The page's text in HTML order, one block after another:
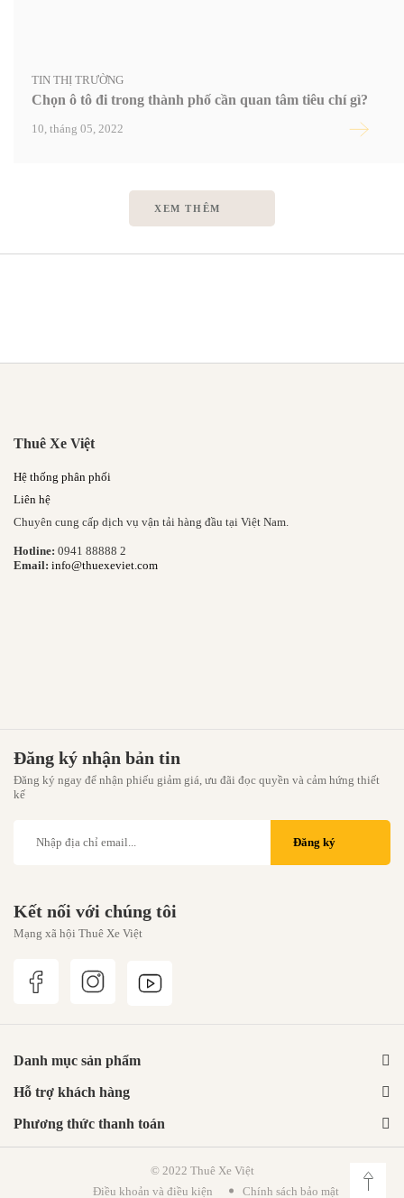
TIN THỊ TRƯỜNG
Chọn ô tô đi trong thành phố cần quan tâm tiêu chí gì?
10, tháng 05, 2022
XEM THÊM
Thuê Xe Việt
Hệ thống phân phối
Liên hệ
Chuyên cung cấp dịch vụ vận tải hàng đầu tại Việt Nam.
Hotline: 0941 88888 2
Email: info@thuexeviet.com
Đăng ký nhận bản tin
Đăng ký ngay để nhận phiếu giảm giá, ưu đãi đọc quyền và cảm hứng thiết
kế
Đăng ký
Kết nối với chúng tôi
Mạng xã hội Thuê Xe Việt
Danh mục sản phẩm
Hỗ trợ khách hàng
Phương thức thanh toán
© 2022 Thuê Xe Việt
Điều khoản và điều kiện
Chính sách bảo mật